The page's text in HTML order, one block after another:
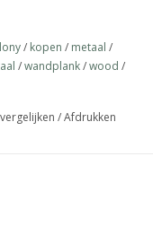
/ kopen / metaal /
/wandplank/wood /
/Afdrukken